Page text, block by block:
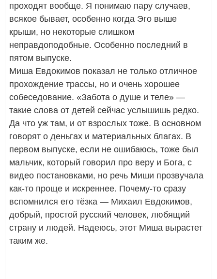
проходят вообще. Я понимаю пару случаев,
всякое бывает, особенно когда Эго выше
крыши, но некоторые слишком
неправдоподобные. Особенно последний в
пятом выпуске.
Миша Евдокимов показал не только отличное
прохождение трассы, но и очень хорошее
собеседование. «Забота о душе и теле» —
такие слова от детей сейчас услышишь редко.
Да что уж там, и от взрослых тоже. В основном
говорят о деньгах и материальных благах. В
первом выпуске, если не ошибаюсь, тоже был
мальчик, который говорил про веру и Бога, с
видео постановками, но речь Миши прозвучала
как-то проще и искреннее. Почему-то сразу
вспомнился его тёзка — Михаил Евдокимов,
добрый, простой русский человек, любящий
страну и людей. Надеюсь, этот Миша вырастет
таким же.